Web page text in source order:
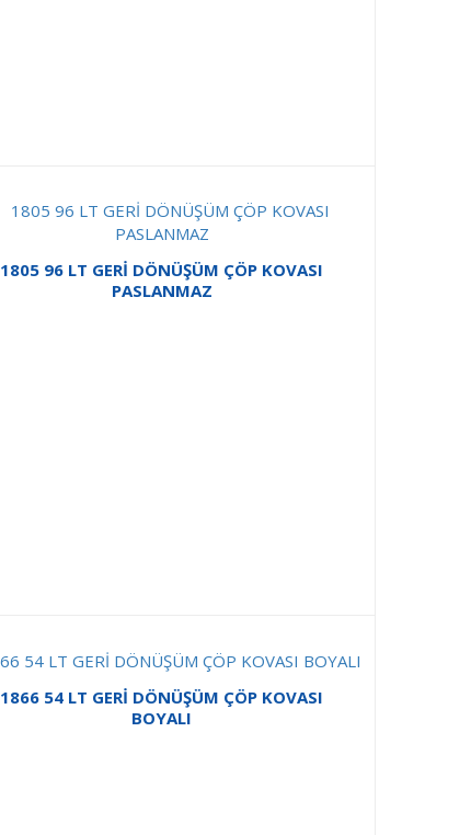
1805 96 LT GERİ DÖNÜŞÜM ÇÖP KOVASI
PASLANMAZ
1866 54 LT GERİ DÖNÜŞÜM ÇÖP KOVASI
BOYALI